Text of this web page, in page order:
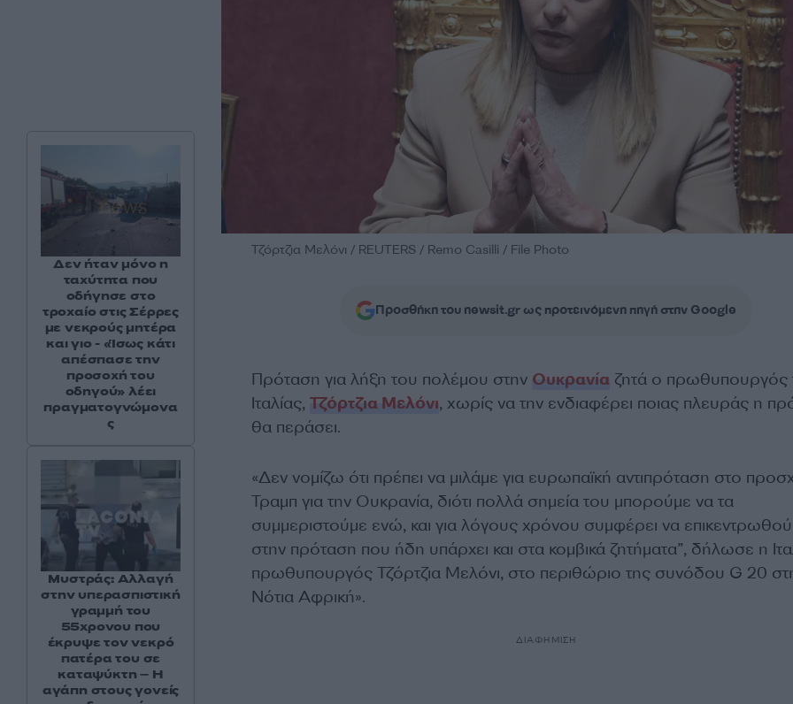
Τζόρτζια Μελόνι / REUTERS / Remo Casilli / File Photo
Προσθήκη του newsit.gr ως προτεινόμενη πηγή στην Google
Πρόταση για λήξη του πολέμου στην Ουκρανίαζητά ο πρωθυπουργός
Ιταλίας, Τζόρτζια Μελόνι, χωρίς να την ενδιαφέρει ποιας πλευράς η
θα περάσει.
«Δεν νομίζω ότι πρέπει να μιλάμε για ευρωπαϊκή αντιπρόταση στο
Τραμπ για την Ουκρανία, διότι πολλά σημεία του μπορούμε να τα
συμμεριστούμε ενώ, και για λόγους χρόνου συμφέρει να
στην πρόταση που ήδη υπάρχει και στα κομβικά ζητήματα”, δήλωσε η
πρωθυπουργός Τζόρτζια Μελόνι, στο περιθώριο της συνόδου G 20
Νότια Αφρική».
ΔΙΑΦΗΜΙΣΗ
Δεν ήταν μόνο η
ταχύτητα που
οδήγησε στο
τροχαίο στις Σέρρες
με νεκρούς μητέρα
και γιο - «Ίσως κάτι
απέσπασε την
προσοχή του
οδηγού» λέει
πραγματογνώμονα
ς
Μυστράς: Αλλαγή
στην υπερασπιστική
γραμμή του
55χρονου που
έκρυψε τον νεκρό
πατέρα του σε
καταψύκτη – Η
αγάπη στους γονείς